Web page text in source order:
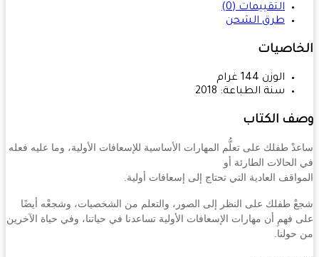
التقييمات (0)
طرق الشحن
الوزن 144
غرام
سنة الطباعة: 2018
الكتاب
طفلك على تعلُّم المهارات الأساسية للإسعافات الأولية، وما عليه فعله
الطارئة أو
العادية التي تحتاج إلى إسعافات أولية.
طفلك على النظر إلى الصور، والتعلم من الشخصيات، وشجعْه أيضًا
فهمِ أن مهارات الإسعافات الأولية تساعدنا في حياتنا، وفي حياة الآخرين